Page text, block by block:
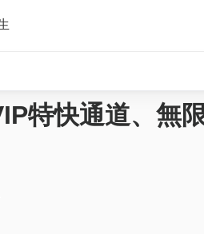
特快通道、無